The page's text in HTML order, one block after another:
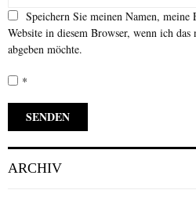
Speichern Sie meinen Namen,
Website in diesem Browser, wenn ich
abgeben möchte.
*
ARCHIV